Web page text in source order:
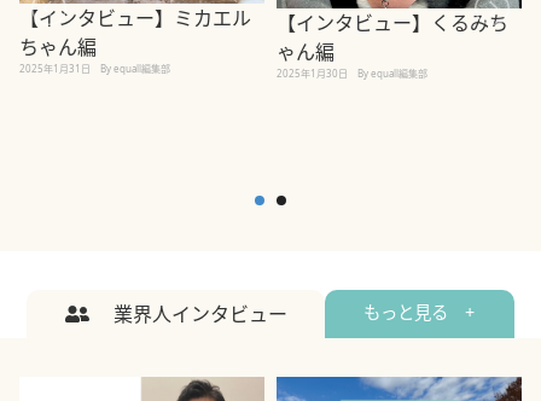
【インタビュー】ミカエル
ちゃん編
2025年1月31日 By equall編集部
【インタビュー】くるみち
ゃん編
2025年1月30日 By equall編集部
業界人インタビュー もっと見る +